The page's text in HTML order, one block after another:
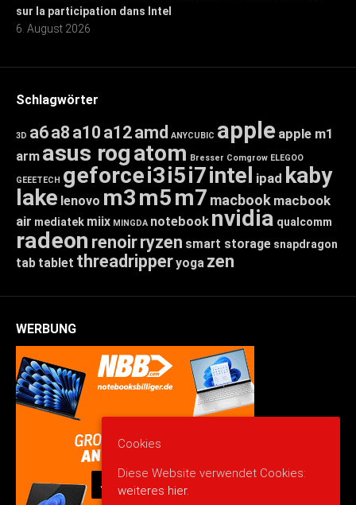
sur la participation dans Intel
6. August 2026
Schlagwörter
3D a6a8 a10 a12amd ANYCUBIC apple apple m1
arm asus rogatom Bresser Comgrow ELEGOO
GEEETECH geforcei3i5i7intel ipad kaby
lake lenovo m3m5m7 macbook macbook
air mediatek miix MINGDA notebook nvidia qualcomm
radeon renoirryzen smart storage snapdragon
tab tablet threadripperyoga zen
WERBUNG
Cookies
Diese Website verwendet Cookies:
weiteres hier.